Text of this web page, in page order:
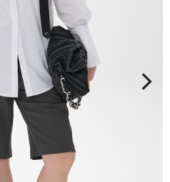
>